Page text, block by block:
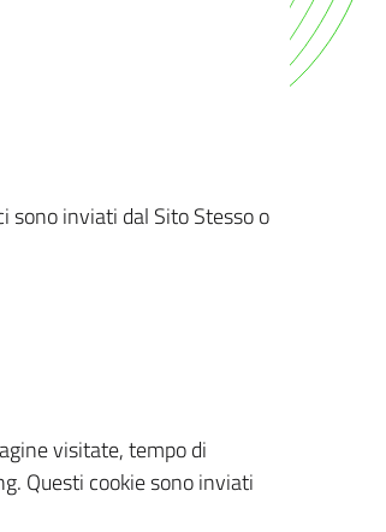
sono inviati dal Sito Stesso o
visitate, tempo di
Questi cookie sono inviati